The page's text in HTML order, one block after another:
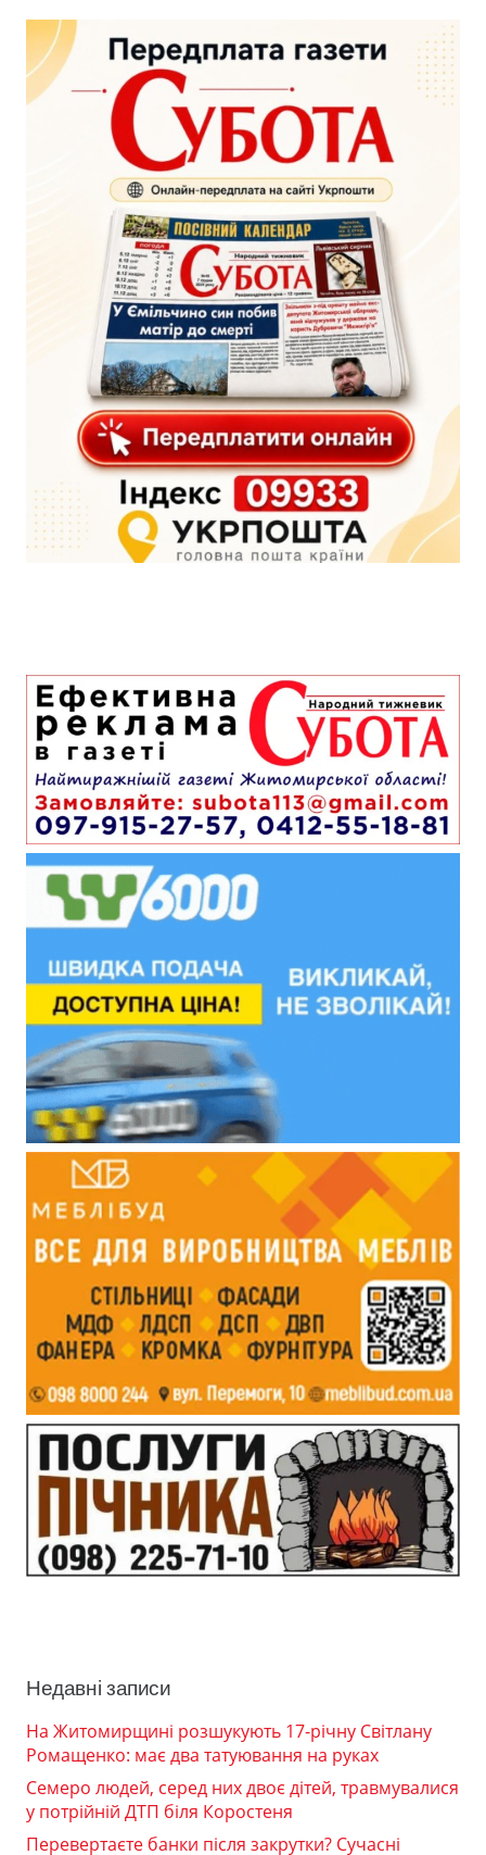
Недавні записи
На Житомирщині розшукують 17-річну Світлану
Ромащенко: має два татуювання на руках
Семеро людей, серед них двоє дітей, травмувалися
у потрійній ДТП біля Коростеня
Перевертаєте банки після закрутки? Сучасні